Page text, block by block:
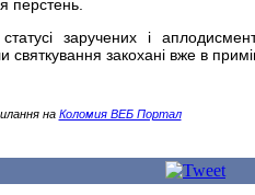
перстень.
заручених і
закохані вже в
на Коломия ВЕБ Портал